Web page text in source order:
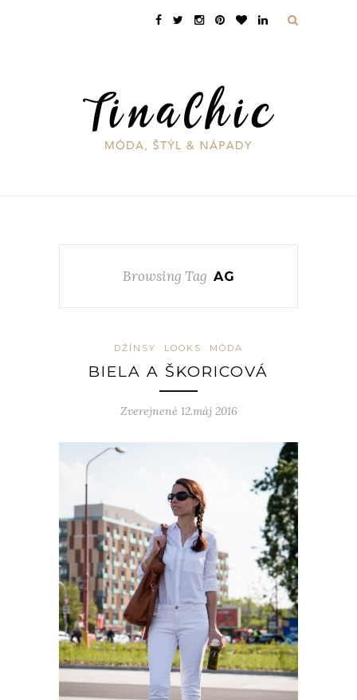
Browsing Tag AG
DŽÍNSY LOOKS MÓDA
BIELA A ŠKORICOVÁ
Zverejnené 12.máj 2016